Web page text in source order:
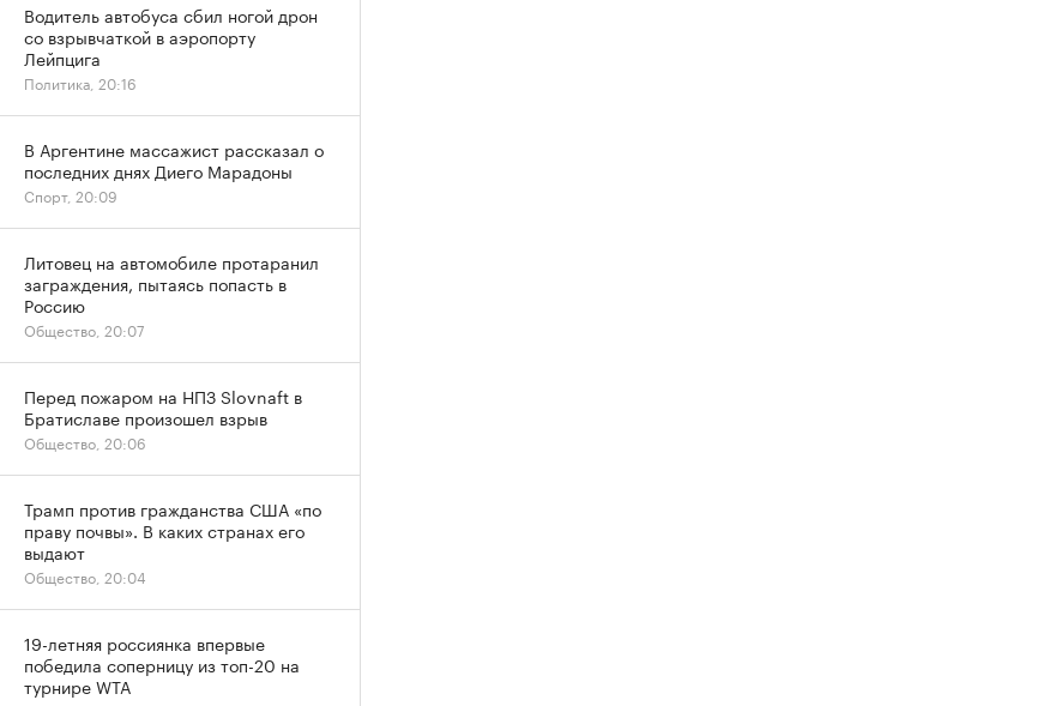
Водитель автобуса сбил ногой дрон
со взрывчаткой в аэропорту
Лейпцига
Политика, 20:16
В Аргентине массажист рассказал о
последних днях Диего Марадоны
Спорт, 20:09
Литовец на автомобиле протаранил
заграждения, пытаясь попасть в
Россию
Общество, 20:07
Перед пожаром на НПЗ Slovnaft в
Братиславе произошел взрыв
Общество, 20:06
Трамп против гражданства США «по
праву почвы». В каких странах его
выдают
Общество, 20:04
19-летняя россиянка впервые
победила соперницу из топ-20 на
турнире WTA